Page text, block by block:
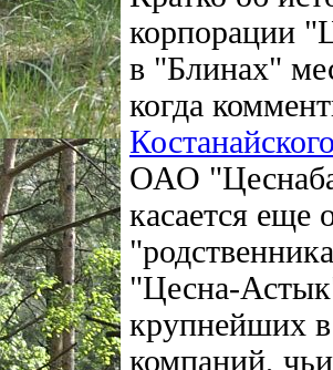
корпорации
в "Блинах"
когда
ОАО
касается еще
"Цесна-
крупнейших в
компаний,